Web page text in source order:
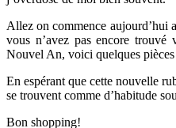
Allez on commence aujourd’hui
vous n’avez pas encore
Nouvel An, voici quelques pièces
En espérant que cette nouvelle
se trouvent comme d’habitude
Bon shopping!